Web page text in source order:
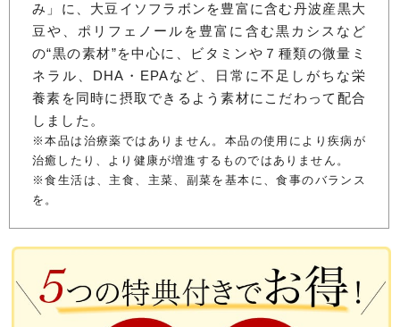
み」に、大豆イソフラボンを豊富に含む丹波産黒大
豆や、ポリフェノールを豊富に含む黒カシスなど
の“黒の素材”を中心に、ビタミンや７種類の微量ミ
ネラル、DHA・EPAなど、日常に不足しがちな栄
養素を同時に摂取できるよう素材にこだわって配合
しました。
※本品は治療薬ではありません。本品の使用により疾病が
治癒したり、より健康が増進するものではありません。
※食生活は、主食、主菜、副菜を基本に、食事のバランス
を。